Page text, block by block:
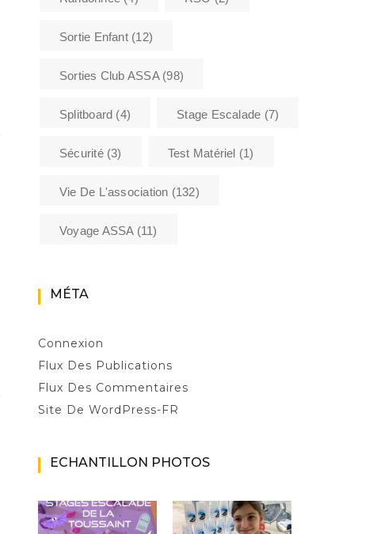
Sortie Enfant(12)
Sorties Club ASSA(98)
Splitboard (4) Stage Escalade (7)
Sécurité(3) Test Matériel (1)
Vie De L'association (132)
Voyage ASSA(11)
MÉTA
Connexion
Flux Des Publications
Flux Des Commentaires
Site De WordPress-FR
ECHANTILLON PHOTOS